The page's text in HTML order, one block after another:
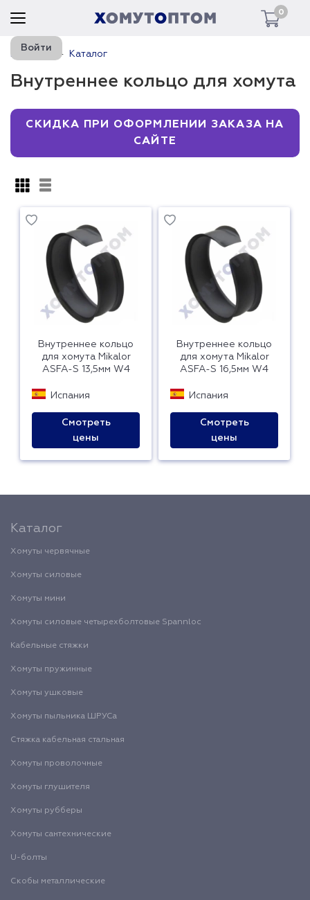
0
Войти
Главная Каталог
Внутреннее кольцо для хомута
СКИДКА ПРИ ОФОРМЛЕНИИ ЗАКАЗА НА
САЙТЕ
Внутреннее кольцо
для хомута Mikalor
ASFA-S 13,5мм W4
Испания
Смотреть
цены
Внутреннее кольцо
для хомута Mikalor
ASFA-S 16,5мм W4
Испания
Смотреть
цены
Каталог
Хомуты червячные
Хомуты силовые
Хомуты мини
Хомуты силовые четырехболтовые Spannloc
Кабельные стяжки
Хомуты пружинные
Хомуты ушковые
Хомуты пыльника ШРУСа
Стяжка кабельная стальная
Хомуты проволочные
Хомуты глушителя
Хомуты рубберы
Хомуты сантехнические
U-болты
Скобы металлические